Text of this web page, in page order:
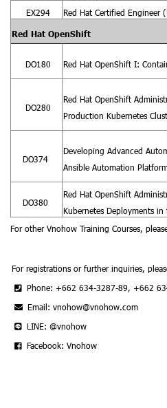
EX294 Red Hat Certified Engineer
Red Hat OpenShift
DO180 Red Hat OpenShift I:
DO280
Red Hat OpenShift
Production Kubernetes
DO374
Developing Advanced
Ansible Automation
DO380
Red Hat OpenShift
Kubernetes Deployments in
For other Vnohow Training Courses,
For registrations or further inquiries,
Phone: +662 634-3287-89, +662
Email: vnohow@vnohow.com
LINE: @vnohow
Facebook: Vnohow